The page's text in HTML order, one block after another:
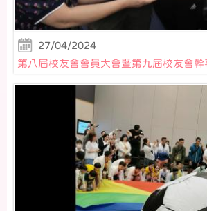
27/04/2024
第八屆校友會會員大會暨第九屆校友會幹